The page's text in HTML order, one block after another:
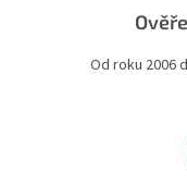
Od roku 2006